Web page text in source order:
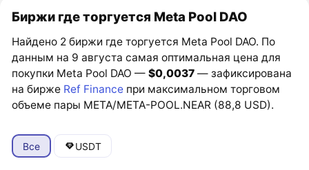
Биржи где торгуется Meta Pool DAO
Найдено 2 биржи где торгуется Meta Pool DAO. По
данным на 9 августа самая оптимальная цена для
покупки Meta Pool DAO —$0,0037 — зафиксирована
на бирже Ref Finance при максимальном торговом
объеме пары META/META-POOL.NEAR (88,8 USD).
Все USDT